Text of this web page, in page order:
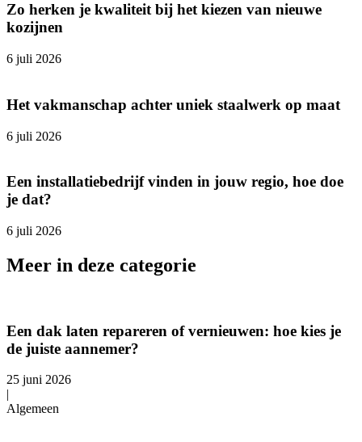
Zo herken je kwaliteit bij het kiezen van nieuwe
kozijnen
6 juli 2026
Het vakmanschap achter uniek staalwerk op maat
6 juli 2026
Een installatiebedrijf vinden in jouw regio, hoe doe
je dat?
6 juli 2026
Meer in deze categorie
Een dak laten repareren of vernieuwen: hoe kies je
de juiste aannemer?
25 juni 2026
|
Algemeen